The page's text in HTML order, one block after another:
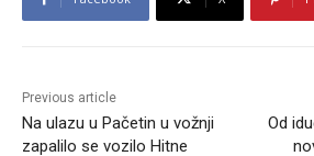
Previous article
Na ulazu u Pačetin u vožnji
zapalilo se vozilo Hitne
Od